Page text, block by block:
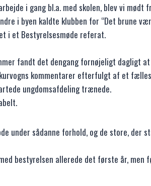
i gang bl.a. med skolen, blev vi mødt
i byen kaldte klubben for “Det brune
i et Bestyrelsesmøde referat.
fandt det dengang fornøjeligt dagligt
kommentarer efterfulgt af et
ungdomsafdeling trænede.
under sådanne forhold, og de store, der
bestyrelsen allerede det første år,